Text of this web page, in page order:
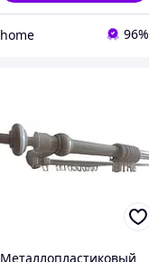
home 96%
Металлопластиковый